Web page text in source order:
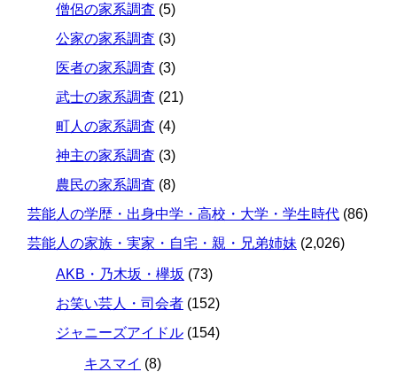
僧侶の家系調査 (5)
公家の家系調査 (3)
医者の家系調査 (3)
武士の家系調査 (21)
町人の家系調査 (4)
神主の家系調査 (3)
農民の家系調査 (8)
芸能人の学歴・出身中学・高校・大学・学生時代 (86)
芸能人の家族・実家・自宅・親・兄弟姉妹 (2,026)
AKB・乃木坂・欅坂 (73)
お笑い芸人・司会者 (152)
ジャニーズアイドル (154)
キスマイ (8)